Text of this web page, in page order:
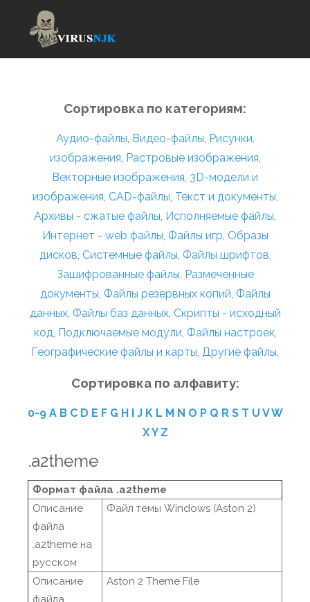
Сортировка по категориям:
Аудио-файлы, Видео-файлы, Рисунки,
изображения, Растровые изображения,
Векторные изображения, 3D-модели и
изображения, CAD-файлы, Текст и документы,
Архивы - сжатые файлы, Исполняемые файлы,
Интернет - web файлы, Файлы игр, Образы
дисков, Системные файлы, Файлы шрифтов,
Зашифрованные файлы, Размеченные
документы, Файлы резервных копий, Файлы
данных, Файлы баз данных, Скрипты - исходный
код, Подключаемые модули, Файлы настроек,
Географические файлы и карты, Другие файлы.
Сортировка по алфавиту:
0-9 A B C D E F G H I J K L M N O P Q R S T U VW
XY Z
.a2theme
Формат файла .a2theme
Описание
файла
.a2theme на
русском
Файл темы Windows (Aston 2)
Описание
файла
Aston 2 Theme File